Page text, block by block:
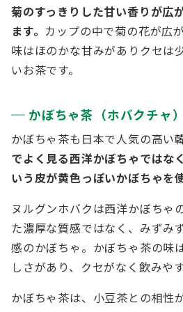
菊のすっきりした甘い香りが広
ます。 カップの中で菊の花が広
味はほのかな甘みがありクセは
いお茶です。
かぼちゃ茶（ホバクチャ）
かぼちゃ茶も日本で人気の高い
でよく見る西洋かぼちゃではな
いう皮が黄色っぽいかぼちゃを
ヌルグンホバクは西洋かぼちゃ
た濃厚な質感ではなく、みずみ
感のかぼちゃ。かぼちゃ茶の味
しさがあり、クセがなく飲みやす
かぼちゃ茶は、小豆茶との相性